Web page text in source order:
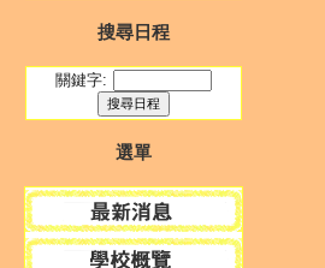
搜尋日程
關鍵字:
選單